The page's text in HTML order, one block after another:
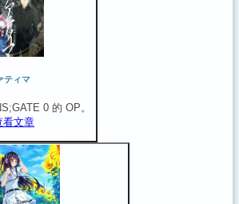
ティマ
0 的 OP。
看文章